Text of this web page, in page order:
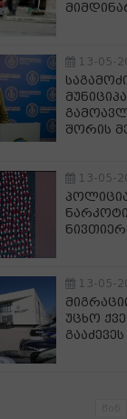
13-05-
შორის
13-05-
13-05-
უცხო
გააძევეს